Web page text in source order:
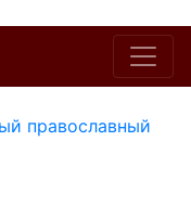
православный